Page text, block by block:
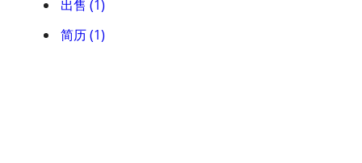
出售 (1)
简历 (1)